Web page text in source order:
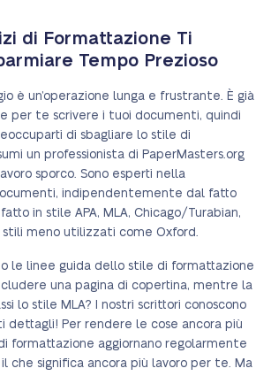
di Formattazione Ti
Tempo Prezioso
è un’operazione lunga e frustrante. È già
per te scrivere i tuoi documenti, quindi
di sbagliare lo stile di
un professionista di PaperMasters.org
sporco. Sono esperti nella
indipendentemente dal fatto
in stile APA, MLA, Chicago/Turabian,
stili meno utilizzati come Oxford.
le linee guida dello stile di formattazione
una pagina di copertina, mentre la
lo stile MLA? I nostri scrittori conoscono
dettagli! Per rendere le cose ancora più
formattazione aggiornano regolarmente
che significa ancora più lavoro per te. Ma